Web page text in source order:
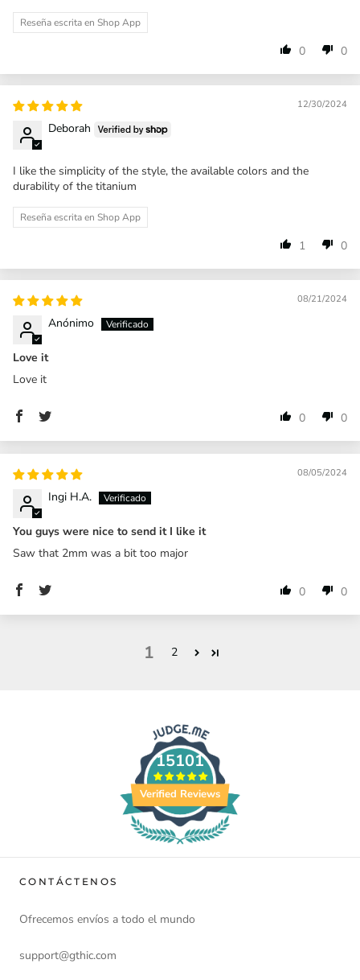
Reseña escrita en Shop App
0 0
12/30/2024
Deborah
I like the simplicity of the style, the available colors and the
durability of the titanium
Reseña escrita en Shop App
1 0
08/21/2024
Anónimo
Love it
Love it
0 0
08/05/2024
Ingi H.A.
You guys were nice to send it I like it
Saw that 2mm was a bit too major
0 0
1 2
15101
Verified Reviews
CONTÁCTENOS
Ofrecemos envíos a todo el mundo
support@gthic.com